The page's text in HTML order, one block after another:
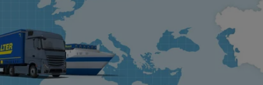
Europa
Srednja Azija
Rusija